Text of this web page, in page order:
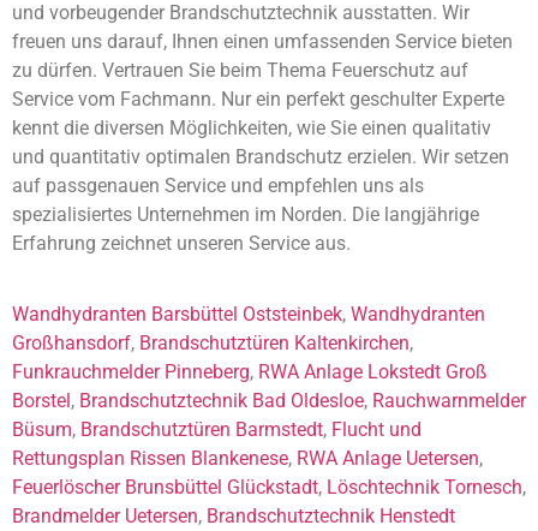
und vorbeugender Brandschutztechnik ausstatten. Wir
freuen uns darauf, Ihnen einen umfassenden Service bieten
zu dürfen. Vertrauen Sie beim Thema Feuerschutz auf
Service vom Fachmann. Nur ein perfekt geschulter Experte
kennt die diversen Möglichkeiten, wie Sie einen qualitativ
und quantitativ optimalen Brandschutz erzielen. Wir setzen
auf passgenauen Service und empfehlen uns als
spezialisiertes Unternehmen im Norden. Die langjährige
Erfahrung zeichnet unseren Service aus.
Wandhydranten Barsbüttel Oststeinbek, Wandhydranten
Großhansdorf, Brandschutztüren Kaltenkirchen,
Funkrauchmelder Pinneberg, RWA Anlage Lokstedt Groß
Borstel, Brandschutztechnik Bad Oldesloe, Rauchwarnmelder
Büsum, Brandschutztüren Barmstedt, Flucht und
Rettungsplan Rissen Blankenese, RWA Anlage Uetersen,
Feuerlöscher Brunsbüttel Glückstadt, Löschtechnik Tornesch,
Brandmelder Uetersen, Brandschutztechnik Henstedt